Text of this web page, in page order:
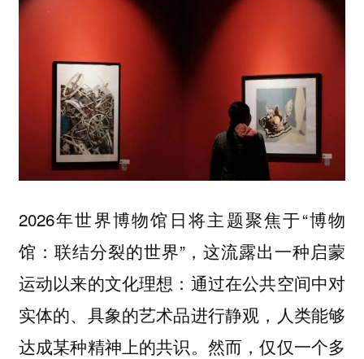
2026年世界博物馆日将主题聚焦于“博物
馆：联结分裂的世界”，这流露出一种启蒙
运动以来的文化理想：通过在公共空间中对
实体的、具象的艺术品进行静观，人类能够
达成某种精神上的共识。然而，仅仅一个多